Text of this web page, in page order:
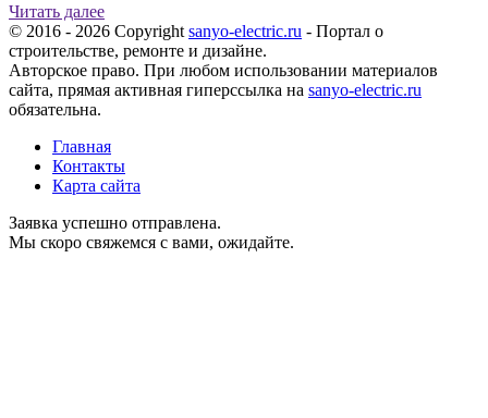
Читать далее
© 2016 - 2026 Copyright sanyo-electric.ru - Портал о
строительстве, ремонте и дизайне.
Авторское право. При любом использовании материалов
сайта, прямая активная гиперссылка на sanyo-electric.ru
обязательна.
Главная
Контакты
Карта сайта
Заявка успешно отправлена.
Мы скоро свяжемся с вами, ожидайте.